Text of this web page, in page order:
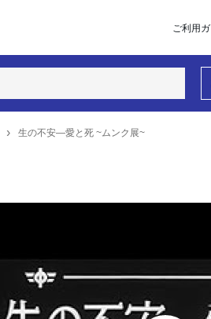
ご利用
生の不安―愛と死 ~ムンク展~